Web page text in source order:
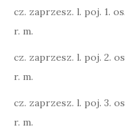
cz. zaprzesz. l. poj. 1. os.
r. m.
cz. zaprzesz. l. poj. 2.
r. m.
cz. zaprzesz. l. poj. 3.
r. m.